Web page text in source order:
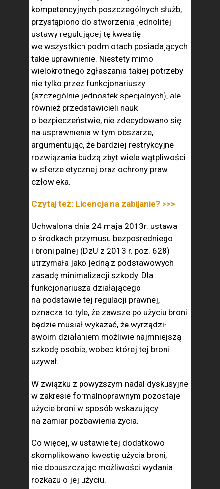
kompetencyjnych poszczególnych służb,
przystąpiono do stworzenia jednolitej
ustawy regulującej tę kwestię
we wszystkich podmiotach posiadających
takie uprawnienie. Niestety mimo
wielokrotnego zgłaszania takiej potrzeby
nie tylko przez funkcjonariuszy
(szczególnie jednostek specjalnych), ale
również przedstawicieli nauk
o bezpieczeństwie, nie zdecydowano się
na usprawnienia w tym obszarze,
argumentując, że bardziej restrykcyjne
rozwiązania budzą zbyt wiele wątpliwości
w sferze etycznej oraz ochrony praw
człowieka.
Czytaj też: Licencja na zabijanie? >>>
Uchwalona dnia 24 maja 2013r. ustawa
o środkach przymusu bezpośredniego
i broni palnej (DzU z 2013 r. poz. 628)
utrzymała jako jedną z podstawowych
zasadę minimalizacji szkody. Dla
funkcjonariusza działającego
na podstawie tej regulacji prawnej,
oznacza to tyle, że zawsze po użyciu broni
będzie musiał wykazać, że wyrządził
swoim działaniem możliwie najmniejszą
szkodę osobie, wobec której tej broni
używał.
W związku z powyższym nadal dyskusyjne
w zakresie formalnoprawnym pozostaje
użycie broni w sposób wskazujący
na zamiar pozbawienia życia.
Co więcej, w ustawie tej dodatkowo
skomplikowano kwestię użycia broni,
nie dopuszczając możliwości wydania
rozkazu o jej użyciu.